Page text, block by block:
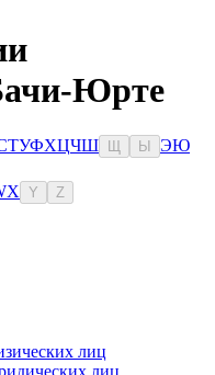
Юрте
ТУФХЦЧШ Ы ЭЮ
X Y Z
лиц
лиц